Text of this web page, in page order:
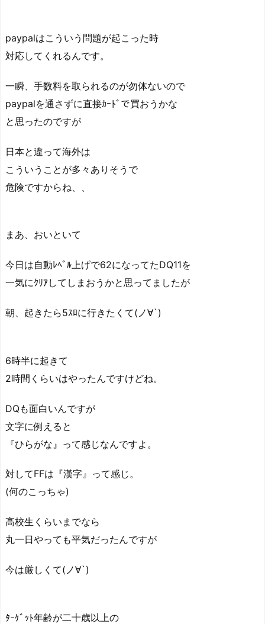
paypalはこういう問題が起こった時
対応してくれるんです。
一瞬、手数料を取られるのが勿体ないので
paypalを通さずに直接ｶｰﾄﾞで買おうかな
と思ったのですが
日本と違って海外は
こういうことが多々ありそうで
危険ですからね、、
まあ、おいといて
今日は自動ﾚﾍﾞﾙ上げで62になってたDQ11を
一気にｸﾘｱしてしまおうかと思ってましたが
朝、起きたら5ｽﾛに行きたくて(ノ∀`)
6時半に起きて
2時間くらいはやったんですけどね。
DQも面白いんですが
文字に例えると
『ひらがな』って感じなんですよ。
対してFFは『漢字』って感じ。
(何のこっちゃ)
高校生くらいまでなら
丸一日やっても平気だったんですが
今は厳しくて(ノ∀`)
ﾀｰｹﾞｯﾄ年齢が二十歳以上の